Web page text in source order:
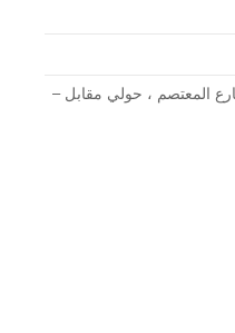
المعتصم ، حولي مقابل –